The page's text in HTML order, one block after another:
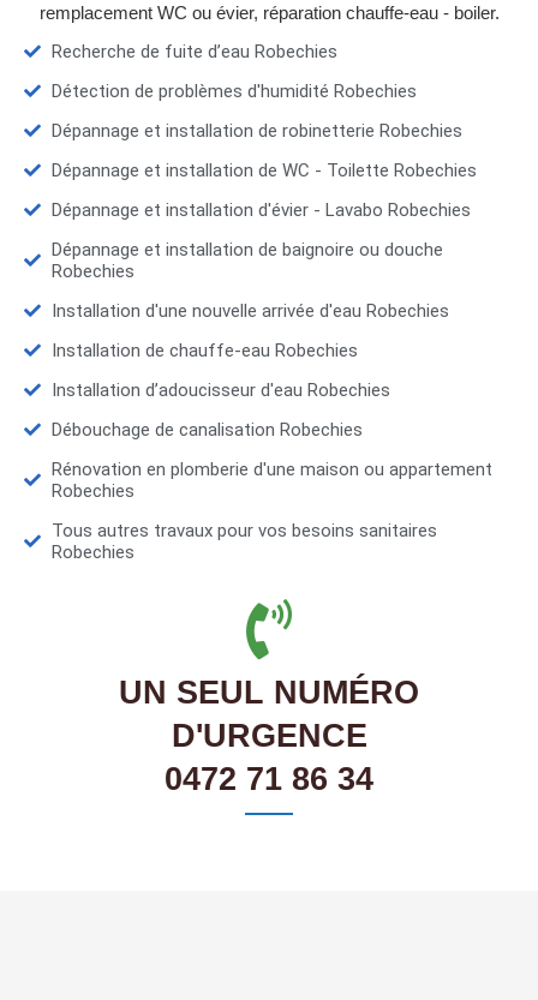
remplacement WC ou évier, réparation chauffe-eau - boiler.
Recherche de fuite d’eau Robechies
Détection de problèmes d'humidité Robechies
Dépannage et installation de robinetterie Robechies
Dépannage et installation de WC - Toilette Robechies
Dépannage et installation d'évier - Lavabo Robechies
Dépannage et installation de baignoire ou douche
Robechies
Installation d'une nouvelle arrivée d'eau Robechies
Installation de chauffe-eau Robechies
Installation d’adoucisseur d'eau Robechies
Débouchage de canalisation Robechies
Rénovation en plomberie d'une maison ou appartement
Robechies
Tous autres travaux pour vos besoins sanitaires
Robechies
UN SEUL NUMÉRO
D'URGENCE
0472 71 86 34